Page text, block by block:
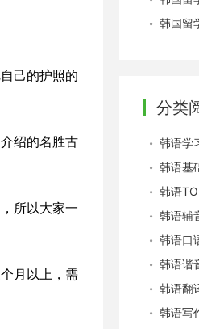
己的护照的
绍的名胜古
所以大家一
月以上，需
韩国留
分类
韩语学
韩语基
韩语
韩语辅
韩语口
韩语谐
韩语翻
韩语写